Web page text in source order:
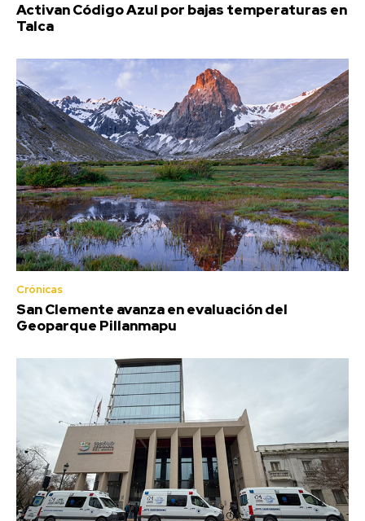
Activan Código Azul por bajas temperaturas en
Talca
Crónicas
San Clemente avanza en evaluación del
Geoparque Pillanmapu